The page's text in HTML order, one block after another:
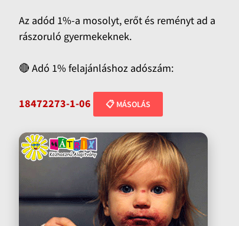
Az adód 1%-a mosolyt, erőt és reményt ad a
rászoruló gyermekeknek.
🔴 Adó 1% felajánláshoz adószám:
18472273-1-06 📋 MÁSOLÁS